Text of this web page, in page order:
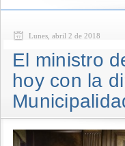
Lunes, abril 2 de 2018
El ministro
hoy con la